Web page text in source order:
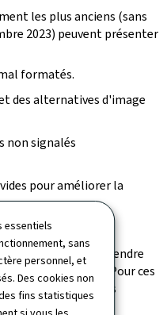
essentiels
sans
personnel, et
Des cookies non
fins statistiques
les plus anciens (sans
2023) peuvent présenter
formatés.
des alternatives d'image
non signalés
pour améliorer la
des contenus à reprendre
trop conséquente. Pour ces
que présentant des
conformités les